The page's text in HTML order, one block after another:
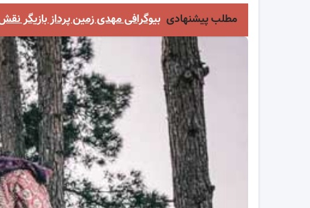
مطلب پیشنهادی بیوگرافی مهدی زمین پرداز بازیگر